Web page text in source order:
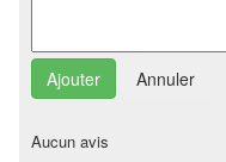
Annuler
Aucun avis